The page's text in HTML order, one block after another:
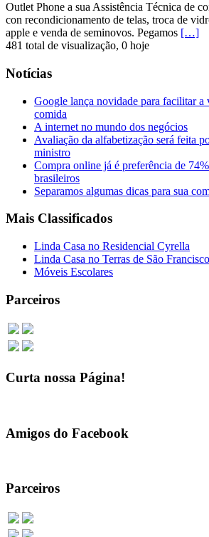
Outlet Phone a sua Assistência Técnica de
con recondicionamento de telas, troca de
apple e venda de seminovos. Pegamos […]
481 total de visualização, 0 hoje
Notícias
Google lança novidade para facilitar a
comida
A internet no mundo dos negócios
Avaliação da alfabetização será feita
ministro
Compra online já é preferência de
brasileiros
Separamos algumas dicas para sua
Mais Classificados
Linda Casa no Residencial Cyrella
Linda Casa no Terras de São Francisco
Móveis Escolares
Parceiros
Curta nossa Página!
Amigos do Facebook
Parceiros